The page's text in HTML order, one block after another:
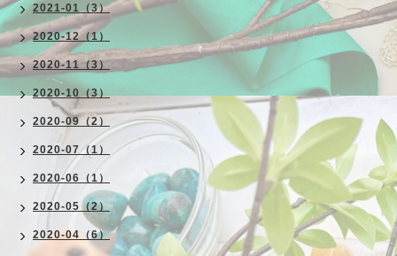
2021-01（3）
2020-12（1）
2020-11（3）
2020-10（3）
2020-09（2）
2020-07（1）
2020-06（1）
2020-05（2）
2020-04（6）